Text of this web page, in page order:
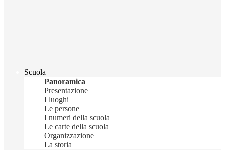
Scuola
Panoramica
Presentazione
I luoghi
Le persone
I numeri della scuola
Le carte della scuola
Organizzazione
La storia